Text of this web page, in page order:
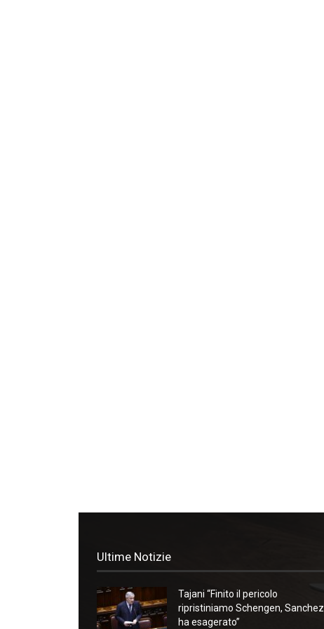
Ultime Notizie
Tajani “Finito il pericolo
ripristiniamo Schengen, Sanchez
ha esagerato”